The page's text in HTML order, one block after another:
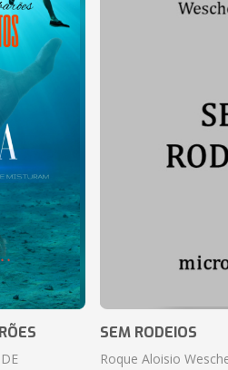
SEM RODEIOS
Roque Aloisio